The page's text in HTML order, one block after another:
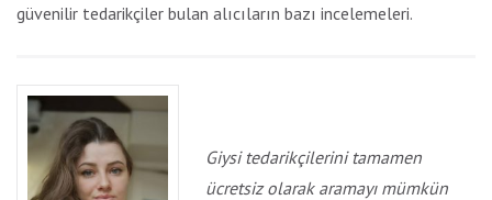
güvenilir tedarikçiler bulan alıcıların bazı incelemeleri.
Giysi tedarikçilerini tamamen
ücretsiz olarak aramayı mümkün